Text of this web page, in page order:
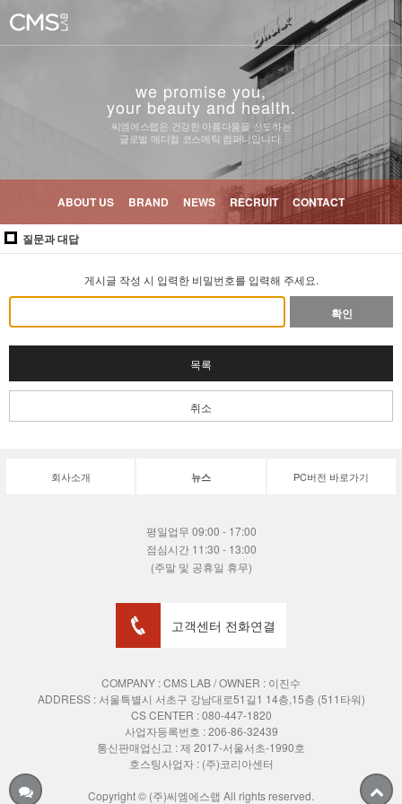
we promise you,
your beauty and health.
씨엠에스랩은 건강한 아름다움을 선도하는
글로벌 메디컬 코스메틱 컴퍼니입니다.
ABOUT US BRAND NEWS RECRUIT CONTACT
질문과 대답
게시글 작성 시 입력한 비밀번호를 입력해 주세요.
확인
목록
취소
회사소개 뉴스 PC버전 바로가기
평일업무 09:00 - 17:00
점심시간 11:30 - 13:00
(주말 및 공휴일 휴무)
고객센터 전화연결
COMPANY : CMS LAB / OWNER : 이진수
ADDRESS : 서울특별시 서초구 강남대로51길1 14층,15층 (511타워)
CS CENTER : 080-447-1820
사업자등록번호 : 206-86-32439
통신판매업신고 : 제 2017-서울서초-1990호
호스팅사업자 : (주)코리아센터
Copyright © (주)씨엠에스랩 All rights reserved.